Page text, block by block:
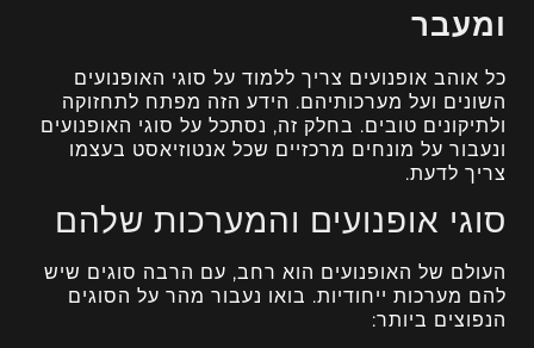
ומעבר
כל אוהב אופנועים צריך ללמוד על סוגי האופנועים
השונים ועל מערכותיהם. הידע הזה מפתח לתחזוקה
ולתיקונים טובים. בחלק זה, נסתכל על סוגי האופנועים
ונעבור על מונחים מרכזיים שכל אנטוזיאסט בעצמו
צריך לדעת.
סוגי אופנועים והמערכות שלהם
העולם של האופנועים הוא רחב, עם הרבה סוגים שיש
להם מערכות ייחודיות. בואו נעבור מהר על הסוגים
הנפוצים ביותר: